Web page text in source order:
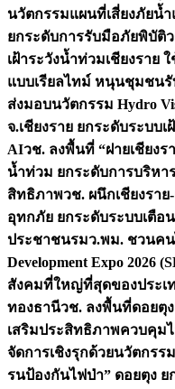
นวัตกรรมแผนที่เสี่ยงภัยน้
ยกระดับการรับมือภัยพิบัติ
เฝ้าระวังน้ำท่วมเชียงราย
แบบเรียลไทม์ หนุนชุมชน
ส่งมอบนวัตกรรม Hydro
จ.เชียงราย ยกระดับระบบ
AIวช. ลงพื้นที่ “ฝายเชียง
น้ำท่วม ยกระดับการบริหา
สิทธิภาพวช. ผนึกเชียงรา
อุทกภัย ยกระดับระบบเตือ
ประชาชนรมว.พม. ชวนคน
Development Expo 2026
สังคมที่ใหญ่ที่สุดของประเ
ทองธานีวช. ลงพื้นที่ดอยตุ
เสริมประสิทธิภาพควบคุม
จัดการเชิงรุกด้วยนวัตกรรม
รนป้องกันไฟป่า” ดอยตุง